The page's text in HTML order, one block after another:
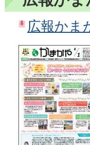
広報かま